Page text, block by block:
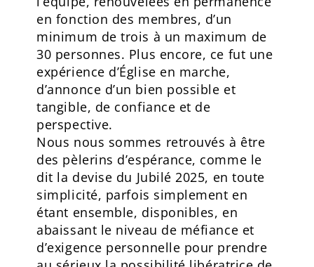
en fonction des membres, d’un
minimum de trois à un maximum de
30 personnes. Plus encore, ce fut une
expérience d’Église en marche,
d’annonce d’un bien possible et
tangible, de confiance et de
perspective.
Nous nous sommes retrouvés à être
des pèlerins d’espérance, comme le
dit la devise du Jubilé 2025, en toute
simplicité, parfois simplement en
étant ensemble, disponibles, en
abaissant le niveau de méfiance et
d’exigence personnelle pour prendre